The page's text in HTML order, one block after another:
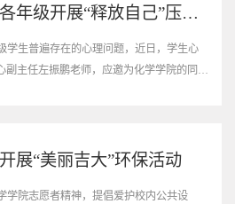
化学学院各年级开展“释放自己”压力的自我缓解与心理调适主题讲座
学生普遍存在的心理问题，近日，学生心
副主任左振鹏老师，应邀为化学学院的同学
展“美丽吉大”环保活动
学院志愿者精神，提倡爱护校内公共设